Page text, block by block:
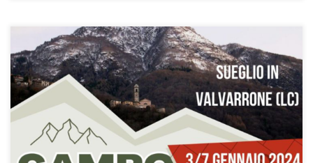
3 / 7 gennaio 2024 Sueglio in Valvarrone (LC)